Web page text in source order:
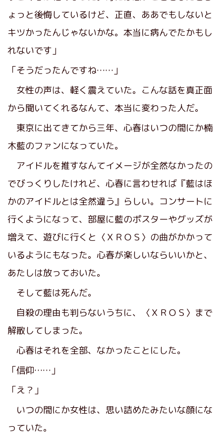
ょっと後悔しているけど、正直、ああでもしないと
キツかったんじゃないかな。本当に病んでたかもし
れないです」
「そうだったんですね……」
女性の声は、軽く震えていた。こんな話を真正面
から聞いてくれるなんて、本当に変わった人だ。
東京に出てきてから三年、心春はいつの間にか楠
木藍のファンになっていた。
アイドルを推すなんてイメージが全然なかったの
でびっくりしたけれど、心春に言わせれば『藍はほ
かのアイドルとは全然違う』らしい。コンサートに
行くようになって、部屋に藍のポスターやグッズが
増えて、遊びに行くと〈ＸＲＯＳ〉の曲がかかって
いるようにもなった。心春が楽しいならいいかと、
あたしは放っておいた。
そして藍は死んだ。
自殺の理由も判らないうちに、〈ＸＲＯＳ〉まで
解散してしまった。
心春はそれを全部、なかったことにした。
「信仰……」
「え？」
いつの間にか女性は、思い詰めたみたいな顔にな
っていた。